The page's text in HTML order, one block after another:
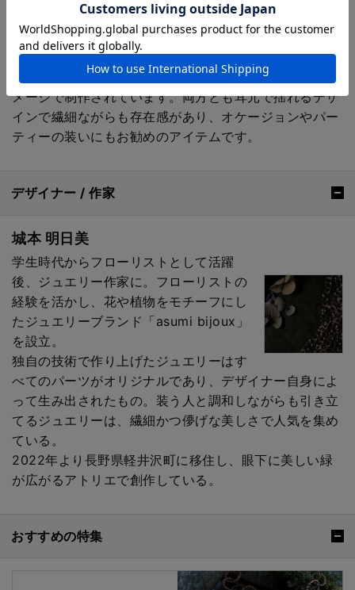
【asatsuyu thread】
「糸」という名前の通り朝露が蜘蛛の糸について輝くイ
メージで制作されています。両方とも耳元で揺れるデザ
インで繊細ながらも存在感があり、オケージョンやパー
ティーの装いにもお勧めのアイテムです。
デザイナー / 作家
城本 明日美
学生時代からフローリストとして活躍
後、ジュエリー作家に。フローリストの
経験を活かし、花や植物をモチーフにし
たジュエリーブランド「asumi bijoux」
を設立。
独自の技術で作り上げたジュエリーはす
べてのパーツがオリジナルであり、デザイナー自身によ
って生み出されたもの。装う人と調和しながらも引き立
てるジュエリーは、繊細かつ儚げな美しさで人気を集め
ている。
2022年より長野県軽井沢町に移住し、眼下に美しい緑
が広がるアトリエで創作している。
おすすめの特集